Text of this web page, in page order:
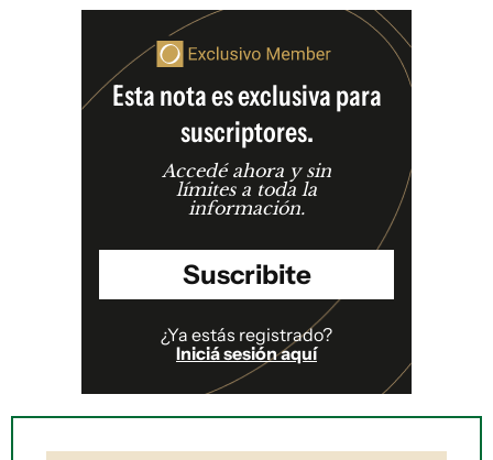
Esta nota es exclusiva para
suscriptores.
Accedé ahora y sin
límites a toda la
información.
Suscribite
¿Ya estás registrado?
Iniciá sesión aquí